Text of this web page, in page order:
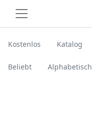
Kostenlos Katalog
Beliebt Alphabetisch